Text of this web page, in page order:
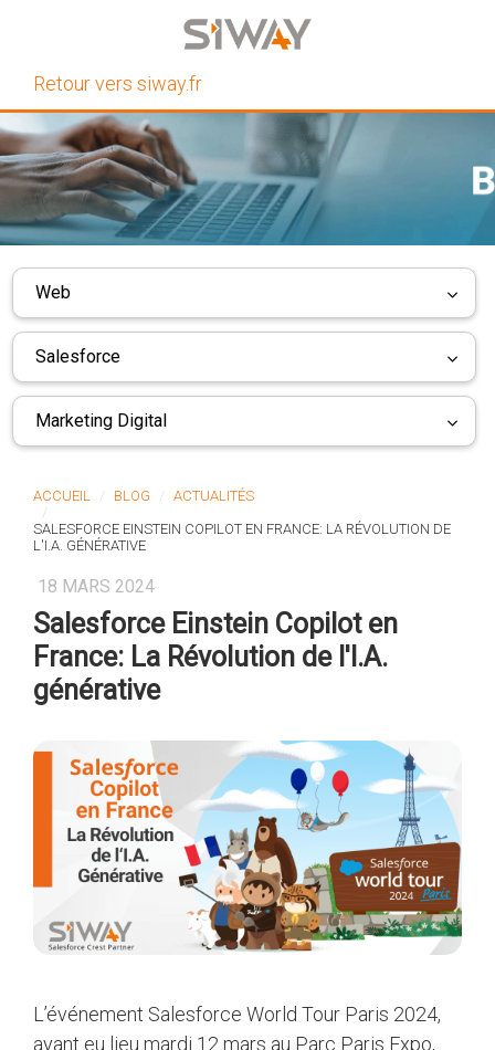
Retour vers siway.fr
Web
Salesforce
Marketing Digital
ACCUEIL BLOG
ACTUALITÉS
SALESFORCE EINSTEIN COPILOT EN FRANCE: LA RÉVOLUTION DE
L'I.A. GÉNÉRATIVE
18 MARS 2024
Salesforce Einstein Copilot en
France: La Révolution de l'I.A.
générative
L’événement Salesforce World Tour Paris 2024,
ayant eu lieu mardi 12 mars au Parc Paris Expo,